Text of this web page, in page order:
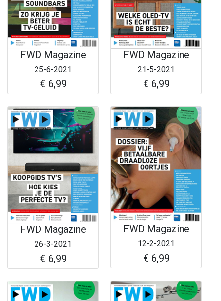
FWD Magazine
25-6-2021
€ 6,99
FWD Magazine
21-5-2021
€ 6,99
FWD Magazine
26-3-2021
€ 6,99
FWD Magazine
12-2-2021
€ 6,99